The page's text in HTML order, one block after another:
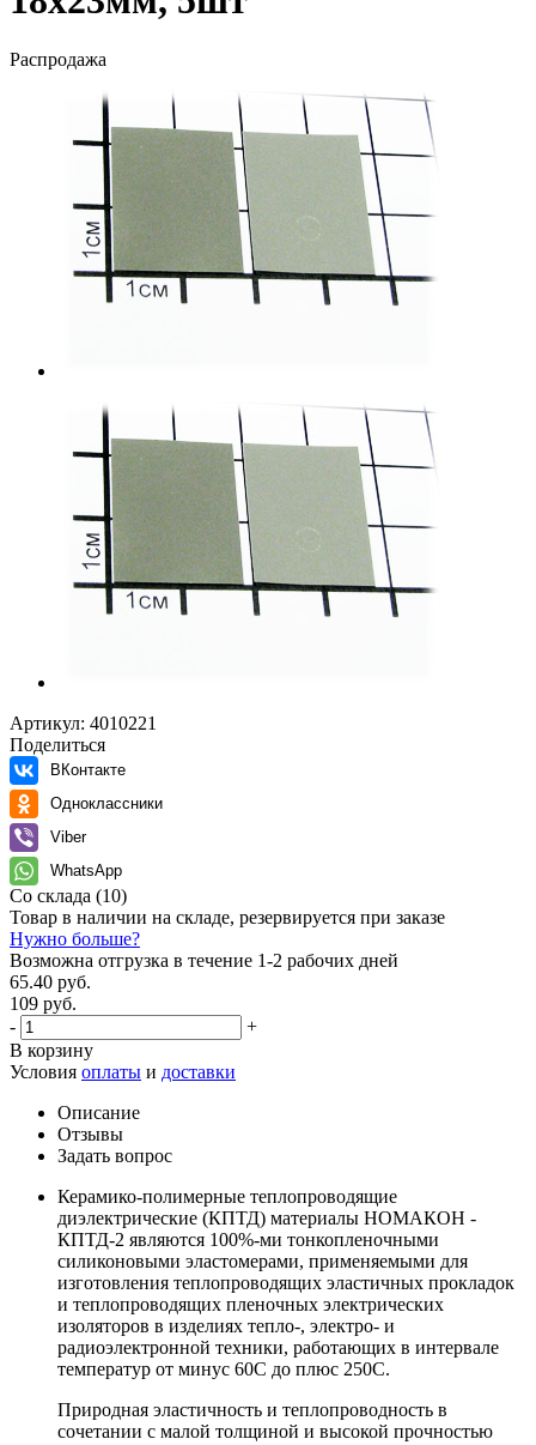
Распродажа
Артикул: 4010221
Поделиться
ВКонтакте
Одноклассники
Viber
WhatsApp
Со склада (10)
Товар в наличии на складе, резервируется при заказе
Нужно больше?
Возможна отгрузка в течение 1-2 рабочих дней
65.40 руб.
109 руб.
-
+
В корзину
Условия оплаты и доставки
Описание
Отзывы
Задать вопрос
Керамико-полимерные теплопроводящие
диэлектрические (КПТД) материалы НОМАКОН -
КПТД-2 являются 100%-ми тонкопленочными
силиконовыми эластомерами, применяемыми для
изготовления теплопроводящих эластичных прокладок
и теплопроводящих пленочных электрических
изоляторов в изделиях тепло-, электро- и
радиоэлектронной техники, работающих в интервале
температур от минус 60С до плюс 250С.
Природная эластичность и теплопроводность в
сочетании с малой толщиной и высокой прочностью